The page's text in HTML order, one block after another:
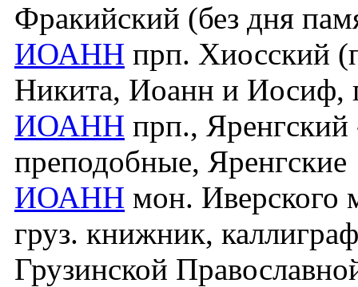
Фракийский (без дня
ИОАНН прп. Хиосский
Никита, Иоанн и Иосиф,
ИОАНН прп.,
преподобные, Яренгские
ИОАНН мон.
груз. книжник,
Грузинской